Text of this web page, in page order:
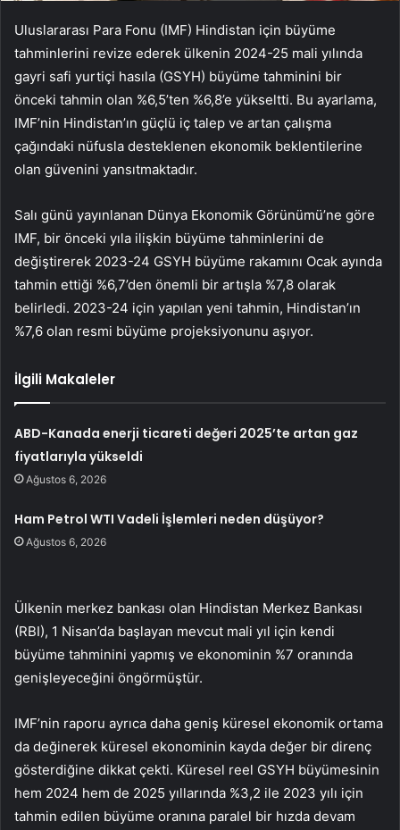
Uluslararası Para Fonu (IMF) Hindistan için büyüme
tahminlerini revize ederek ülkenin 2024-25 mali yılında
gayri safi yurtiçi hasıla (GSYH) büyüme tahminini bir
önceki tahmin olan %6,5’ten %6,8’e yükseltti. Bu ayarlama,
IMF’nin Hindistan’ın güçlü iç talep ve artan çalışma
çağındaki nüfusla desteklenen ekonomik beklentilerine
olan güvenini yansıtmaktadır.
Salı günü yayınlanan Dünya Ekonomik Görünümü’ne göre
IMF, bir önceki yıla ilişkin büyüme tahminlerini de
değiştirerek 2023-24 GSYH büyüme rakamını Ocak ayında
tahmin ettiği %6,7’den önemli bir artışla %7,8 olarak
belirledi. 2023-24 için yapılan yeni tahmin, Hindistan’ın
%7,6 olan resmi büyüme projeksiyonunu aşıyor.
İlgili Makaleler
ABD-Kanada enerji ticareti değeri 2025’te artan gaz
fiyatlarıyla yükseldi
Ağustos 6, 2026
Ham Petrol WTI Vadeli İşlemleri neden düşüyor?
Ağustos 6, 2026
Ülkenin merkez bankası olan Hindistan Merkez Bankası
(RBI), 1 Nisan’da başlayan mevcut mali yıl için kendi
büyüme tahminini yapmış ve ekonominin %7 oranında
genişleyeceğini öngörmüştür.
IMF’nin raporu ayrıca daha geniş küresel ekonomik ortama
da değinerek küresel ekonominin kayda değer bir direnç
gösterdiğine dikkat çekti. Küresel reel GSYH büyümesinin
hem 2024 hem de 2025 yıllarında %3,2 ile 2023 yılı için
tahmin edilen büyüme oranına paralel bir hızda devam